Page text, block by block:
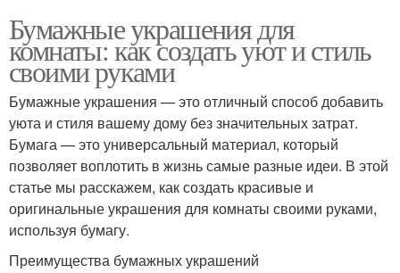
Бумажные украшения для
комнаты: как создать уют и стиль
своими руками
Бумажные украшения — это отличный способ добавить
уюта и стиля вашему дому без значительных затрат.
Бумага — это универсальный материал, который
позволяет воплотить в жизнь самые разные идеи. В этой
статье мы расскажем, как создать красивые и
оригинальные украшения для комнаты своими руками,
используя бумагу.
Преимущества бумажных украшений